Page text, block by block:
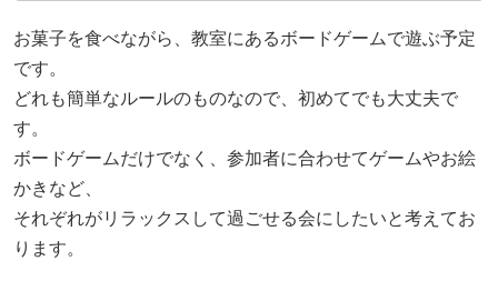
閉じる
お菓子を食べながら、教室にあるボードゲームで遊ぶ予定
です。
どれも簡単なルールのものなので、初めてでも大丈夫で
す。
ボードゲームだけでなく、参加者に合わせてゲームやお絵
かきなど、
それぞれがリラックスして過ごせる会にしたいと考えてお
ります。